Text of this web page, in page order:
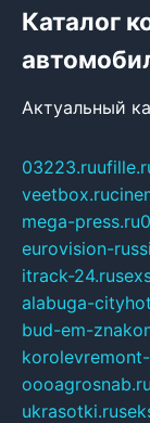
Каталог
Актуальный
03223.ru
veetbox.ru
mega-press.ru
eurovision-
itrack-24.ru
alabuga-
bud-em-
oooagrosnab.ru
ukrasotki.ru